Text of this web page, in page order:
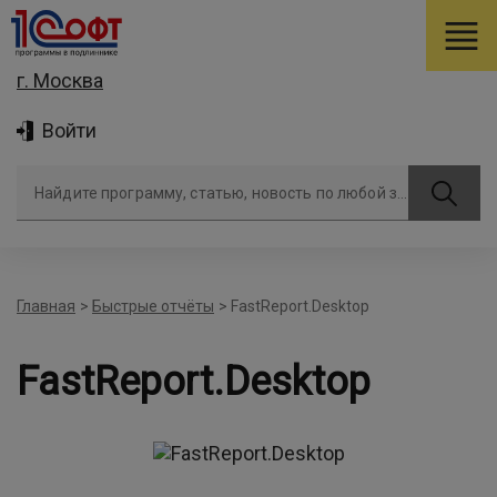
г. Москва
Войти
Главная > Быстрые отчёты > FastReport.Desktop
FastReport.Desktop